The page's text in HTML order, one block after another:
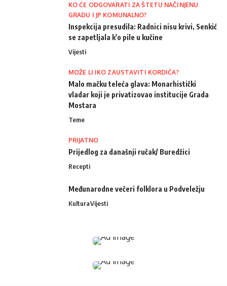
KO ĆE ODGOVARATI ZA ŠTETU NAČINJENU
GRADU I JP KOMUNALNO?
Inspekcija presudila: Radnici nisu krivi, Senkić
se zapetljala k'o pile u kučine
Vijesti
MOŽE LI IKO ZAUSTAVITI KORDIĆA?
Malo mačku teleća glava: Monarhistički
vladar koji je privatizovao institucije Grada
Mostara
Teme
PRIJATNO
Prijedlog za današnji ručak/ Buredžici
Recepti
Međunarodne večeri folklora u Podveležju
KulturaVijesti